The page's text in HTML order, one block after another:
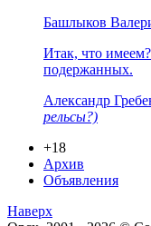
Башлыков
Итак, что
подержанных.
Александр
рельсы?)
+18
Архив
Объявления
Наверх